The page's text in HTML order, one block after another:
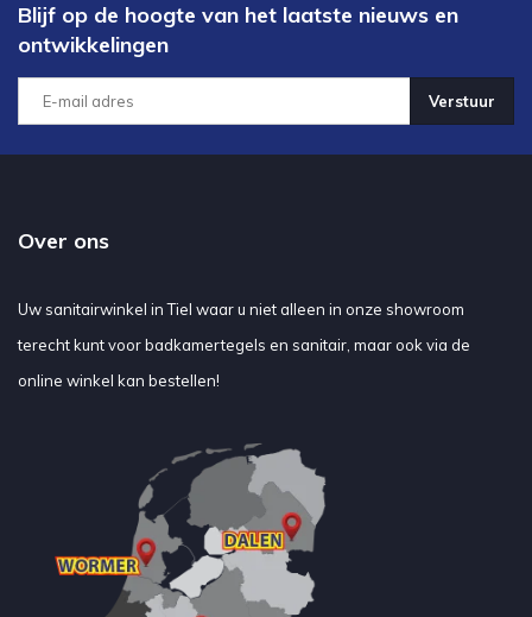
Blijf op de hoogte van het laatste nieuws en
ontwikkelingen
Verstuur
Over ons
Uw sanitairwinkel in Tiel waar u niet alleen in onze showroom
terecht kunt voor badkamertegels en sanitair, maar ook via de
online winkel kan bestellen!